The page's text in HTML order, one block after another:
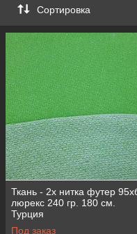
представлен широкий
Ткани оптом, турецкие
Сортировка
Ткань - 2х нитка футер
люрекс 240 гр. 180 см.
Турция
Под заказ